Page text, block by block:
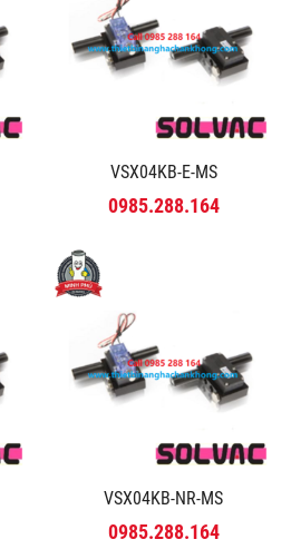
VSX04KB-E-MS
0985.288.164
VSX04KB-NR-MS
0985.288.164